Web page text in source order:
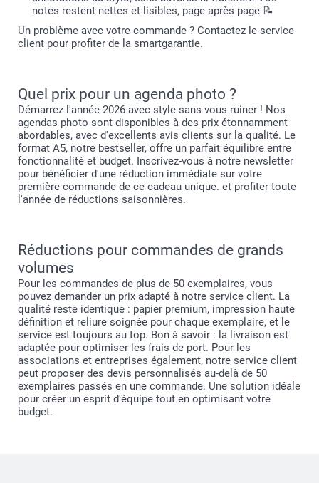
notes restent nettes et lisibles, page après page 📝
Un problème avec votre commande ? Contactez le service
client pour profiter de la smartgarantie.
Quel prix pour un agenda photo ?
Démarrez l'année 2026 avec style sans vous ruiner ! Nos
agendas photo sont disponibles à des prix étonnamment
abordables, avec d'excellents avis clients sur la qualité. Le
format A5, notre bestseller, offre un parfait équilibre entre
fonctionnalité et budget. Inscrivez-vous à notre newsletter
pour bénéficier d'une réduction immédiate sur votre
première commande de ce cadeau unique. et profiter toute
l'année de réductions saisonnières.
Réductions pour commandes de grands
volumes
Pour les commandes de plus de 50 exemplaires, vous
pouvez demander un prix adapté à notre service client. La
qualité reste identique : papier premium, impression haute
définition et reliure soignée pour chaque exemplaire, et le
service est toujours au top. Bon à savoir : la livraison est
adaptée pour optimiser les frais de port. Pour les
associations et entreprises également, notre service client
peut proposer des devis personnalisés au-delà de 50
exemplaires passés en une commande. Une solution idéale
pour créer un esprit d'équipe tout en optimisant votre
budget.